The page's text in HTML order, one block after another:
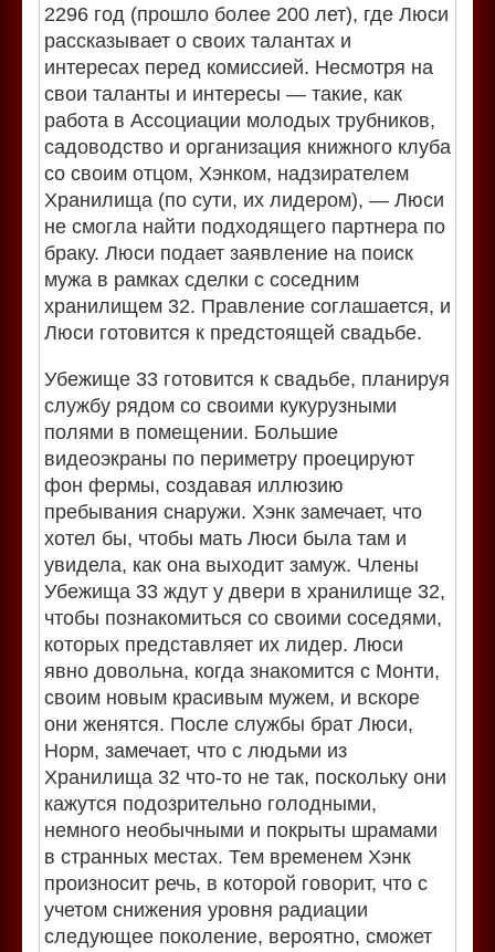
2296 год (прошло более 200 лет), где Люси
рассказывает о своих талантах и
интересах перед комиссией. Несмотря на
свои таланты и интересы — такие, как
работа в Ассоциации молодых трубников,
садоводство и организация книжного клуба
со своим отцом, Хэнком, надзирателем
Хранилища (по сути, их лидером), — Люси
не смогла найти подходящего партнера по
браку. Люси подает заявление на поиск
мужа в рамках сделки с соседним
хранилищем 32. Правление соглашается, и
Люси готовится к предстоящей свадьбе.
Убежище 33 готовится к свадьбе, планируя
службу рядом со своими кукурузными
полями в помещении. Большие
видеоэкраны по периметру проецируют
фон фермы, создавая иллюзию
пребывания снаружи. Хэнк замечает, что
хотел бы, чтобы мать Люси была там и
увидела, как она выходит замуж. Члены
Убежища 33 ждут у двери в хранилище 32,
чтобы познакомиться со своими соседями,
которых представляет их лидер. Люси
явно довольна, когда знакомится с Монти,
своим новым красивым мужем, и вскоре
они женятся. После службы брат Люси,
Норм, замечает, что с людьми из
Хранилища 32 что-то не так, поскольку они
кажутся подозрительно голодными,
немного необычными и покрыты шрамами
в странных местах. Тем временем Хэнк
произносит речь, в которой говорит, что с
учетом снижения уровня радиации
следующее поколение, вероятно, сможет